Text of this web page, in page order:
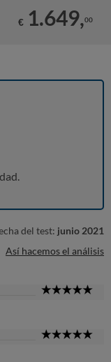
€ 1.649,00
del test: junio 2021
Así hacemos el análisis